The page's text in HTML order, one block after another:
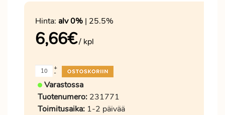
Hinta: alv 0% | 25.5%
6,66€/ kpl
-
+
Varastossa
Tuotenumero: 231771
Toimitusaika: 1-2 päivää